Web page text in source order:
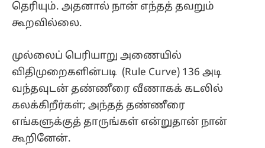
தெரியும். அதனால் நான் எந்தத் தவறும்
கூறவில்லை.
முல்லைப் பெரியாறு அணையில்​
விதிமுறைகளின்படி (Rule Curve) 136 அடி
வந்தவுடன் தண்ணீரை வீணாகக் கடலில்
கலக்கிறீர்கள்; அந்தத் தண்ணீரை
எங்களுக்குத் தாருங்கள் என்றுதான் நான்
கூறினேன்.